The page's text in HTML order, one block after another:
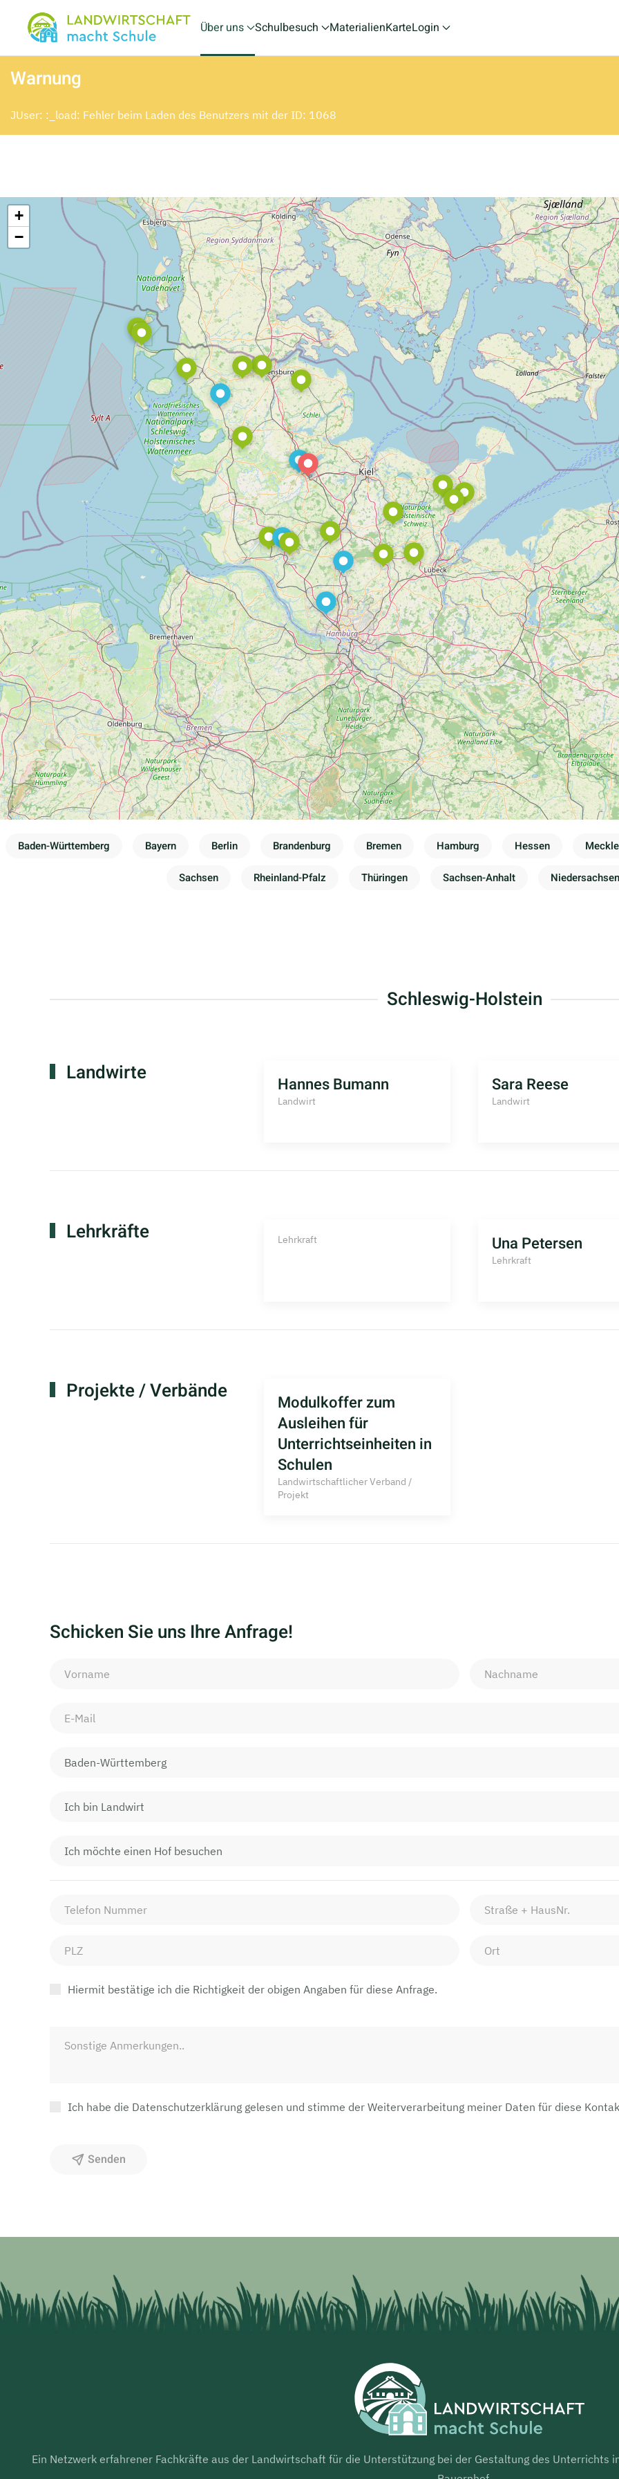
Skip to main content
Über uns Schulbesuch MaterialienKarteLogin
Warnung
JUser: :_load: Fehler beim Laden des Benutzers mit der ID: 1068
+
−
Baden-Württemberg Bayern Berlin Brandenburg Bremen Hamburg Hessen
Sachsen Rheinland-Pfalz Thüringen Sachsen-Anhalt Niedersachsen
Schleswig-Holstein
Landwirte Hannes Bumann
Landwirt
Sara Reese
Landwirt
Lehrkräfte Lehrkraft Una Petersen
Lehrkraft
Projekte / Verbände
Modulkoffer zum
Ausleihen für
Unterrichtseinheiten in
Schulen
Landwirtschaftlicher Verband /
Projekt
Schicken Sie uns Ihre Anfrage!
Hiermit bestätige ich die Richtigkeit der obigen Angaben für diese Anfrage.
Ich habe die Datenschutzerklärung gelesen und stimme der Weiterverarbeitung meiner Daten für diese
Senden
Ein Netzwerk erfahrener Fachkräfte aus der Landwirtschaft für die Unterstützung bei der Gestaltung des Unterrichts